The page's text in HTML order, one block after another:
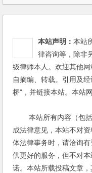
本站声明：本站
律咨询等，除非
级律师本人。欢迎其他
自摘编、转载。引用及
桥"，并链接本站。本站
本站所有内容（包括
成法律意见，本站不对
体法律事务时，请洽询
供更好的服务，但不对
诺。本站所载投稿文章